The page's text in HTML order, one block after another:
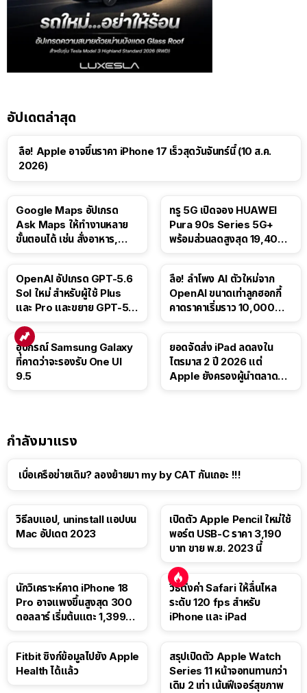
อัปเดตล่าสุด
ลือ! Apple อาจขึ้นราคา iPhone 17 เร็วสุดวันจันทร์นี้ (10 ส.ค.
2026)
Google Maps อัปเกรด
Ask Maps ให้ทำงานหลาย
ขั้นตอนได้ เช่น สั่งอาหาร,
ทรู 5G เปิดจอง HUAWEI
Pura 90s Series 5G+
พร้อมส่วนลดสูงสุด 19,400
OpenAI อัปเกรด GPT-5.6
Sol ใหม่ สำหรับผู้ใช้ Plus
และ Pro และขยาย GPT-5.6
ลือ! ลำโพง AI ตัวใหม่จาก
OpenAI ขนาดเท่าลูกฮอกกี้
คาดราคาเริ่มราว 10,000
อุปกรณ์ Samsung Galaxy
ที่คาดว่าจะรองรับ One UI
9.5
ยอดจัดส่ง iPad ลดลงใน
ไตรมาส 2 ปี 2026 แต่
Apple ยังครองผู้นำตลาด
กำลังมาแรง
เบื่อเครือข่ายเดิม? ลองย้ายมา my by CAT กันเถอะ !!!
วิธีลบแอป, uninstall แอปบน
Mac อัปเดต 2023
เปิดตัว Apple Pencil ใหม่ใช้
พอร์ต USB-C ราคา 3,190
บาท ขาย พ.ย. 2023 นี้
นักวิเคราะห์คาด iPhone 18
Pro อาจแพงขึ้นสูงสุด 300
ดอลลาร์ เริ่มต้นแตะ 1,399
วิธีตั้งค่า Safari ให้ลื่นไหล
ระดับ 120 fps สำหรับ
iPhone และ iPad
Fitbit ซิงก์ข้อมูลไปยัง Apple
Health ได้แล้ว
สรุปเปิดตัว Apple Watch
Series 11 หน้าจอทนทานกว่า
เดิม 2 เท่า เน้นฟีเจอร์สุขภาพ